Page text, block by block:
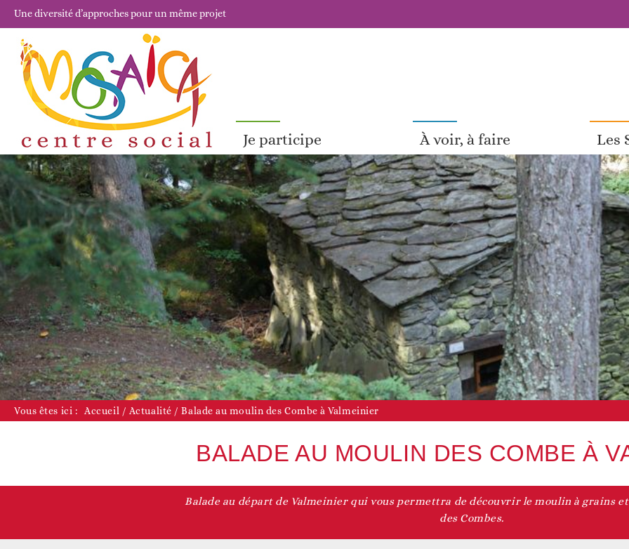
Une diversité d’approches pour un même projet
Je participe
Devenir adhérent
Devenir bénévole
À voir, à faire
Agenda du territoire
Nos actualités
Les
Vie associative
Accès aux droits
Vous êtes ici : Accueil / Actualité /Balade au moulin des Combe à Valmeinier
BALADE AU MOULIN DES COMBE À
Balade au départ de Valmeinier qui vous permettra de découvrir le moulin à grains
des Combes.